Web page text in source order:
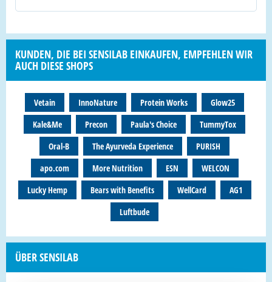
KUNDEN, DIE BEI SENSILAB EINKAUFEN, EMPFEHLEN WIR
AUCH DIESE SHOPS
Vetain InnoNature Protein Works
Glow25
Kale&Me
Precon Paula's Choice
TummyTox
Oral-B
The Ayurveda Experience
PURISH
apo.com
More Nutrition ESN
WELCON
Lucky Hemp
Bears with Benefits WellCard
AG1
Luftbude
ÜBER SENSILAB